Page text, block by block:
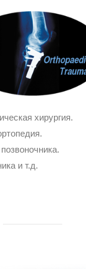
хирургия.
и т.д.